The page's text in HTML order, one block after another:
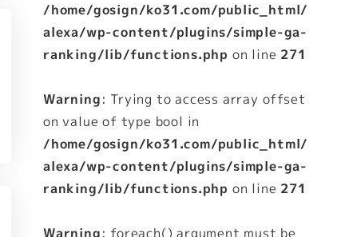
/home/gosign/ko31.com/public_html/
alexa/wp-content/plugins/simple-ga-
ranking/lib/functions.php on line 271
Warning: Trying to access array offset
on value of type bool in
/home/gosign/ko31.com/public_html/
alexa/wp-content/plugins/simple-ga-
ranking/lib/functions.php on line 271
Warning: foreach() argument must be